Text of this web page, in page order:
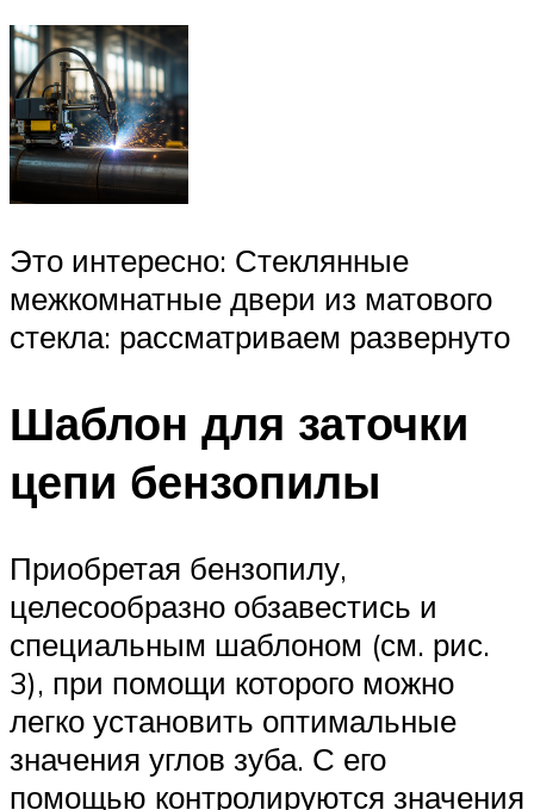
Это интересно: Стеклянные
межкомнатные двери из матового
стекла: рассматриваем развернуто
Шаблон для заточки
цепи бензопилы
Приобретая бензопилу,
целесообразно обзавестись и
специальным шаблоном (см. рис.
3), при помощи которого можно
легко установить оптимальные
значения углов зуба. С его
помощью контролируются значения